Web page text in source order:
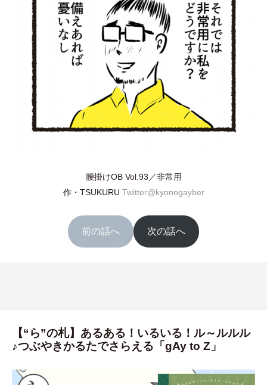
腰掛けOB Vol.93／非常用
作・ TSUKURU Twitter@kyonogayber
前の話へ 次の話へ
【“ら”の札】あるある！いるいる！ル～ルルル
♪つぶやきかるたでさらえる「gAy to Z」